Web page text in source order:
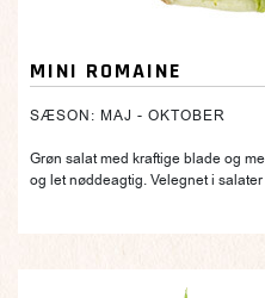
MINI ROMAINE
SÆSON: MAJ - OKTOBER
Grøn salat med kraftige blade og
og let nøddeagtig. Velegnet i